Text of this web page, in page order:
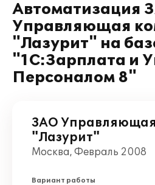
Автоматизация
Управляющая
"Лазурит" на
"1С:Зарплата и
Персоналом 8"
ЗАО
"Лазурит"
Москва, Февраль 2008
Вариант работы